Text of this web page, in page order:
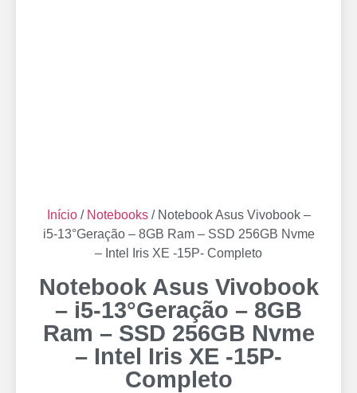
Início/ Notebooks/ Notebook Asus Vivobook –
i5-13°Geração – 8GB Ram – SSD 256GB Nvme
– Intel Iris XE -15P- Completo
Notebook Asus Vivobook
– i5-13°Geração – 8GB
Ram – SSD 256GB Nvme
– Intel Iris XE -15P-
Completo